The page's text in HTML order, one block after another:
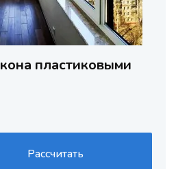
пластиковыми
Рассчитать